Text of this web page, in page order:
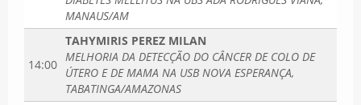
MANAUS/AM
14:00
TAHYMIRIS PEREZ MILAN
MELHORIA DA DETECÇÃO DO CÂNCER DE COLO DE
ÚTERO E DE MAMA NA USB NOVA ESPERANÇA,
TABATINGA/AMAZONAS